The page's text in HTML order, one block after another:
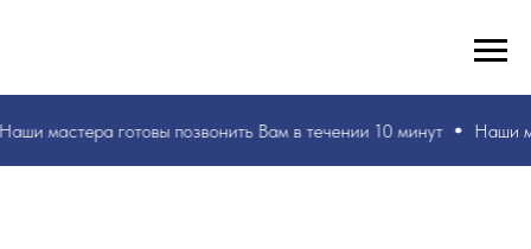
мастераготовы позвонить Вам в течении 10 минут Наши